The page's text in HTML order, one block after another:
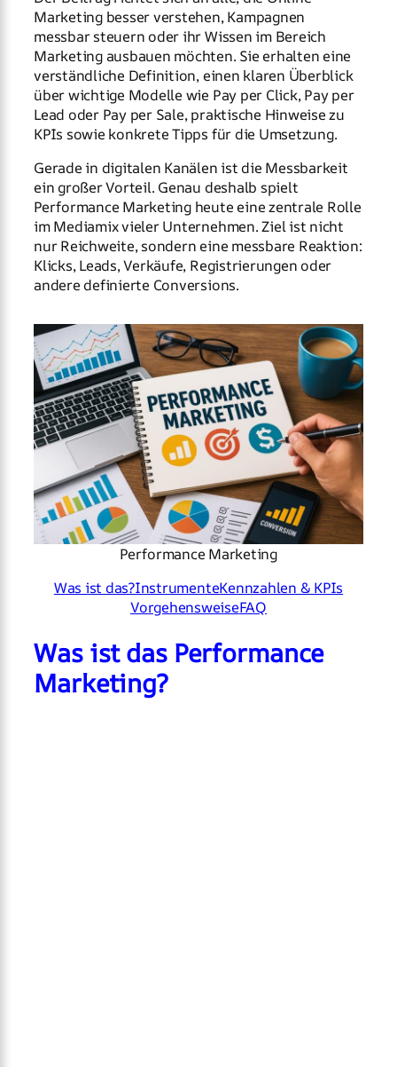
Marketing besser verstehen, Kampagnen
messbar steuern oder ihr Wissen im Bereich
Marketing ausbauen möchten. Sie erhalten eine
verständliche Definition, einen klaren Überblick
über wichtige Modelle wie Pay per Click, Pay per
Lead oder Pay per Sale, praktische Hinweise zu
KPIs sowie konkrete Tipps für die Umsetzung.
Gerade in digitalen Kanälen ist die Messbarkeit
ein großer Vorteil. Genau deshalb spielt
Performance Marketing heute eine zentrale Rolle
im Mediamix vieler Unternehmen. Ziel ist nicht
nur Reichweite, sondern eine messbare Reaktion:
Klicks, Leads, Verkäufe, Registrierungen oder
andere definierte Conversions.
Performance Marketing
Was ist das?InstrumenteKennzahlen & KPIs
VorgehensweiseFAQ
Was ist das Performance
Marketing?